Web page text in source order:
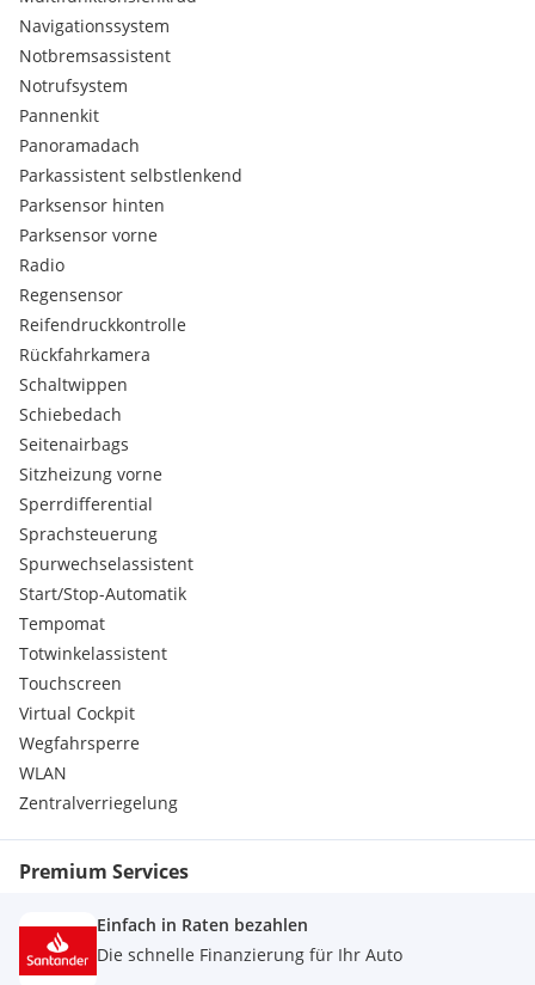
Navigationssystem
Notbremsassistent
Notrufsystem
Pannenkit
Panoramadach
Parkassistent selbstlenkend
Parksensor hinten
Parksensor vorne
Radio
Regensensor
Reifendruckkontrolle
Rückfahrkamera
Schaltwippen
Schiebedach
Seitenairbags
Sitzheizung vorne
Sperrdifferential
Sprachsteuerung
Spurwechselassistent
Start/Stop-Automatik
Tempomat
Totwinkelassistent
Touchscreen
Virtual Cockpit
Wegfahrsperre
WLAN
Zentralverriegelung
Premium Services
Einfach in Raten bezahlen
Die schnelle Finanzierung für Ihr Auto